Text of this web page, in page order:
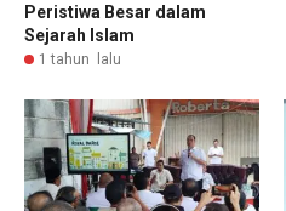
Peristiwa Besar dalam
Sejarah Islam
1 tahun lalu